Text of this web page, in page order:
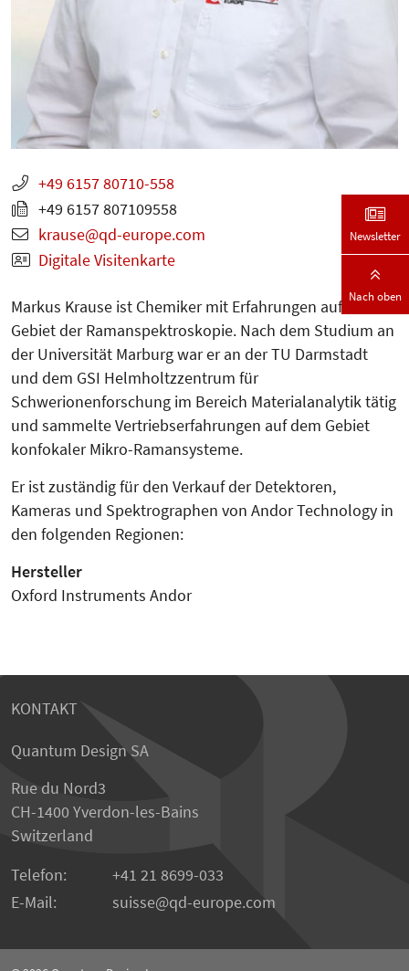
+49 6157 80710-558
+49 6157 807109558
krause
qd-europe.com
Digitale Visitenkarte
Markus Krause ist Chemiker mit Erfahrungen auf dem
Gebiet der Ramanspektroskopie. Nach dem Studium an
der Universität Marburg war er an der TU Darmstadt
und dem GSI Helmholtzzentrum für
Schwerionenforschung im Bereich Materialanalytik tätig
und sammelte Vertriebserfahrungen auf dem Gebiet
konfokaler Mikro-Ramansysteme.
Er ist zuständig für den Verkauf der Detektoren,
Kameras und Spektrographen von Andor Technology in
den folgenden Regionen:
Hersteller
Oxford Instruments Andor
KONTAKT
Quantum Design SA
Rue du Nord3
CH-1400 Yverdon-les-Bains
Switzerland
Telefon:
+41 21 8699-033
E-Mail:
suisse qd-europe.com
Newsletter
Nach oben